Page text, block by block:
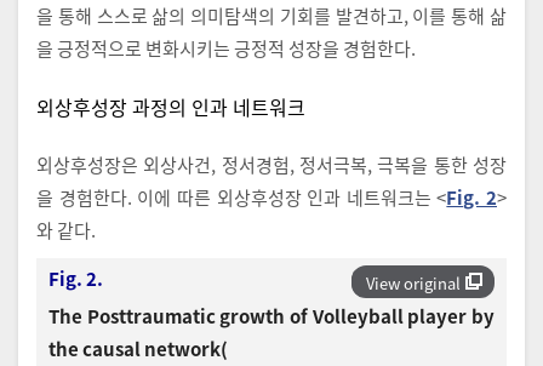
을 통해 스스로 삶의 의미탐색의 기회를 발견하고, 이를 통해 삶
을 긍정적으로 변화시키는 긍정적 성장을 경험한다.
외상후성장 과정의 인과 네트워크
외상후성장은 외상사건, 정서경험, 정서극복, 극복을 통한 성장
을 경험한다. 이에 따른 외상후성장 인과 네트워크는 <Fig. 2>
와 같다.
View original
Fig. 2.
The Posttraumatic growth of Volleyball player by
the causal network(